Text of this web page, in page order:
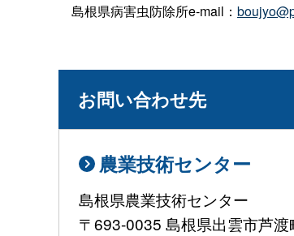
島根県病害虫防除所e-mail：
お問い合わせ先
農業技術センター
島根県農業技術センター
〒693-0035 島根県出雲市芦